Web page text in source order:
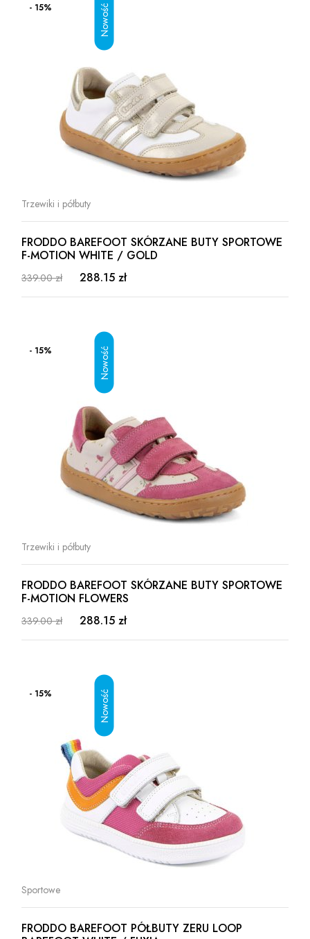
- 15%
Trzewiki i półbuty
FRODDO BAREFOOT SKÓRZANE BUTY SPORTOWE
F-MOTION WHITE / GOLD
339.00 zł 288.15 zł
- 15%
Trzewiki i półbuty
FRODDO BAREFOOT SKÓRZANE BUTY SPORTOWE
F-MOTION FLOWERS
339.00 zł 288.15 zł
- 15%
Sportowe
FRODDO BAREFOOT PÓŁBUTY ZERU LOOP